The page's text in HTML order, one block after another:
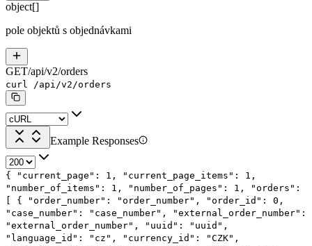
object[]
pole objektů s objednávkami
GET/api/v2/orders
curl /api/v2/orders
Example Responses
{ "current_page" : 1 , "current_page_items" : 1 ,
"number_of_items" : 1 , "number_of_pages" : 1 , "orders" :
{ "order_number" : "order_number" , "order_id" : 0 ,
"case_number" : "case_number" , "external_order_number" :
"external_order_number" , "uuid" : "uuid" ,
"language_id" : "cz" , "currency_id" : "CZK" ,